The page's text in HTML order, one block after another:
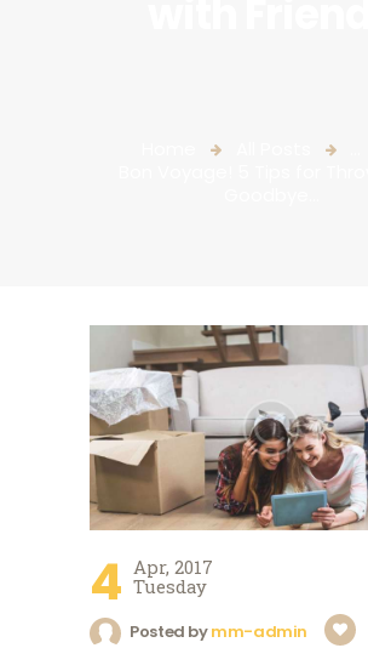
4 Apr, 2017
Tuesday
Posted bymm-admin